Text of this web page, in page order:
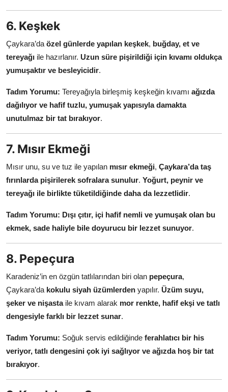
6. Keşkek
Çaykara’da özel günlerde yapılan keşkek, buğday, et ve
tereyağı ile hazırlanır. Uzun süre pişirildiği için kıvamı oldukça
yumuşaktır ve besleyicidir.
Tadım Yorumu: Tereyağıyla birleşmiş keşkeğin kıvamı ağızda
dağılıyor ve hafif tuzlu, yumuşak yapısıyla damakta
unutulmaz bir tat bırakıyor.
7. Mısır Ekmeği
Mısır unu, su ve tuz ile yapılan mısır ekmeği, Çaykara’da taş
fırınlarda pişirilerek sofralara sunulur. Yoğurt, peynir ve
tereyağı ile birlikte tüketildiğinde daha da lezzetlidir.
Tadım Yorumu: Dışı çıtır, içi hafif nemli ve yumuşak olan bu
ekmek, sade haliyle bile doyurucu bir lezzet sunuyor.
8. Pepeçura
Karadeniz’in en özgün tatlılarından biri olan pepeçura,
Çaykara’da kokulu siyah üzümlerden yapılır. Üzüm suyu,
şeker ve nişastaile kıvam alarak mor renkte, hafif ekşi ve tatlı
dengesiyle farklı bir lezzet sunar.
Tadım Yorumu: Soğuk servis edildiğinde ferahlatıcı bir his
veriyor, tatlı dengesini çok iyi sağlıyor ve ağızda hoş bir tat
bırakıyor.